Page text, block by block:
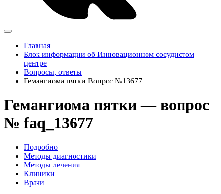
Главная
Блок информации об Инновационном сосудистом
центре
Вопросы, ответы
Гемангиома пятки Вопрос №13677
Гемангиома пятки — вопрос
№ faq_13677
Подробно
Методы диагностики
Методы лечения
Клиники
Врачи